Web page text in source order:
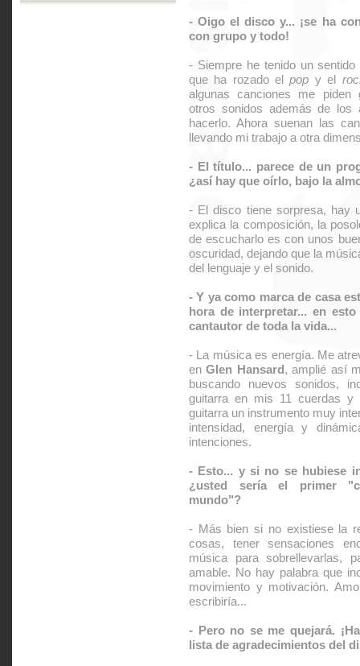
- Oigo el disco y... ¡se ha
con grupo y todo!
- Siempre he tenido un
que ha rozado elpop y el
algunas canciones me piden
otros sonidos además de
hacerlo. Ahora suenan las
llevando mi trabajo a otra
- El título... parece de un
¿así hay que oírlo, bajo la
- El disco tiene sorpresa, hay
explica la composición, la
de escucharlo es con unos
oscuridad, dejando que la
del lenguaje y el sonido.
- Y ya como marca de casa
hora de interpretar... en
cantautor de toda la vida...
- La música es energía. Me
enGlen Hansard, amplié así
buscando nuevos sonidos,
guitarra en mis 11 cuerdas
guitarra un instrumento muy
intensidad, energía y
intenciones.
- Esto... y si no se hubiese
¿usted sería el primer
mundo"?
- Más bien si no existiese la
cosas, tener sensaciones
música para sobrellevarlas,
amable. No hay palabra que
movimiento y motivación.
escribiría...
- Pero no se me quejará.
lista de agradecimientos del